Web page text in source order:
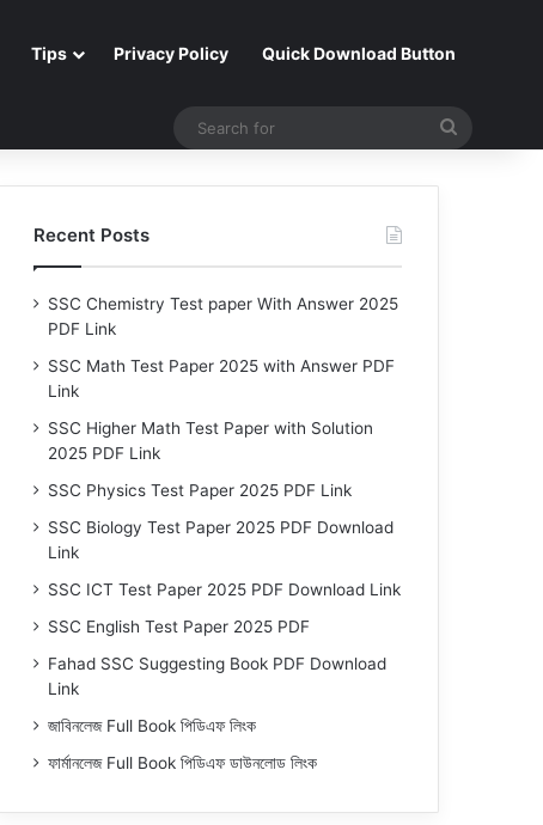
Tips Privacy Policy Quick Download Button
Recent Posts
SSC Chemistry Test paper With Answer 2025
PDF Link
SSC Math Test Paper 2025 with Answer PDF
Link
SSC Higher Math Test Paper with Solution
2025 PDF Link
SSC Physics Test Paper 2025 PDF Link
SSC Biology Test Paper 2025 PDF Download
Link
SSC ICT Test Paper 2025 PDF Download Link
SSC English Test Paper 2025 PDF
Fahad SSC Suggesting Book PDF Download
Link
জাবিনলেজ Full Book পিডিএফ লিংক
ফার্মানলেজ Full Book পিডিএফ ডাউনলোড লিংক